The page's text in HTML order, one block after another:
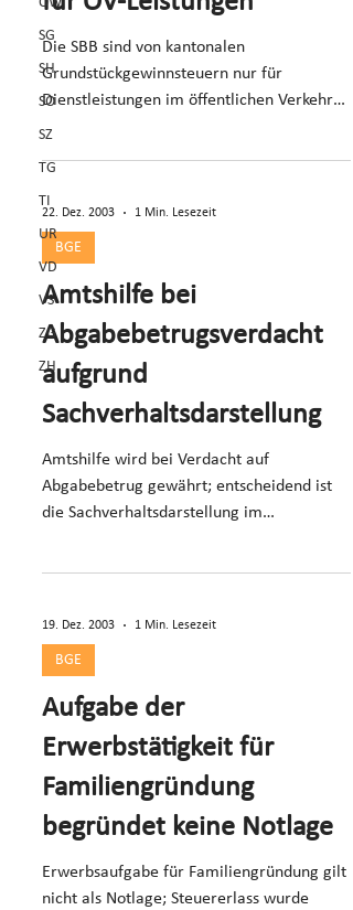
SG
SH
SO
SZ
TG
TI
UR
VD
VS
ZG
ZH
Die SBB sind von kantonalen
Grundstückgewinnsteuern nur für
Dienstleistungen im öffentlichen Verkehr
befreit (Praxisänderung).
22. Dez. 2003 1 Min. Lesezeit
BGE
Amtshilfe bei
Abgabebetrugsverdacht
aufgrund
Sachverhaltsdarstellung
Amtshilfe wird bei Verdacht auf
Abgabebetrug gewährt; entscheidend ist
die Sachverhaltsdarstellung im
19. Dez. 2003 1 Min. Lesezeit
BGE
Aufgabe der
Erwerbstätigkeit für
Familiengründung
begründet keine Notlage
Erwerbsaufgabe für Familiengründung gilt
nicht als Notlage; Steuererlass wurde